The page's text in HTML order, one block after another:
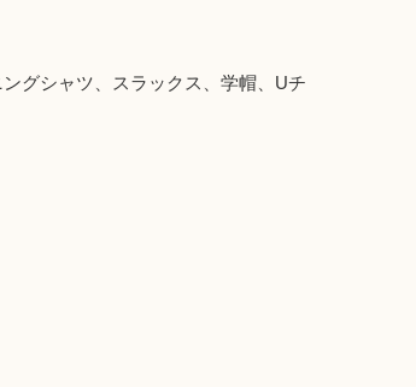
グシャツ、スラックス、学帽、Uチ